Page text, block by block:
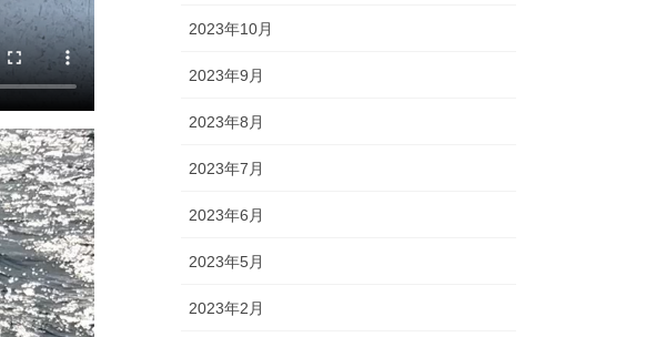
2023年10月
2023年9月
2023年8月
2023年7月
2023年6月
2023年5月
2023年2月